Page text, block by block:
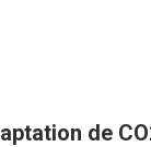
de